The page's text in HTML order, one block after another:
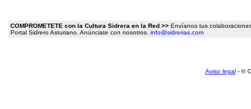
COMPROMETETE con la Cultura Sidrera en la Red >>Envíanos tus
Portal Sidrero Asturiano. Anúnciate con nosotros. info@sidrerias.com
Aviso legal- ©